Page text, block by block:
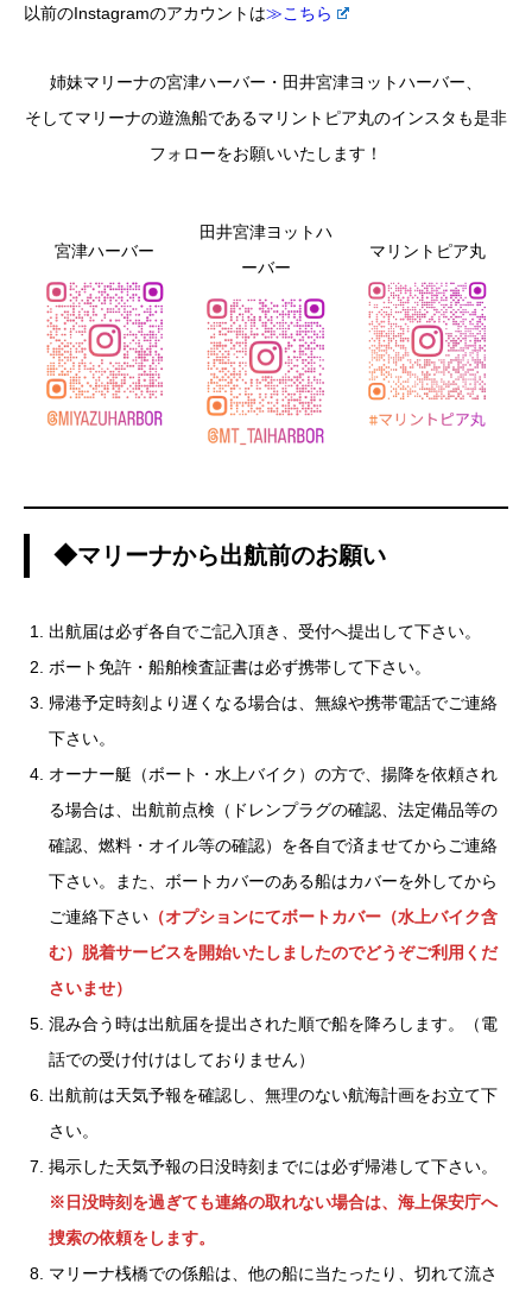
以前のInstagramのアカウントは≫こちら
姉妹マリーナの宮津ハーバー・田井宮津ヨットハーバー、
そしてマリーナの遊漁船であるマリントピア丸のインスタも是非
フォローをお願いいたします！
宮津ハーバー
田井宮津ヨットハ
ーバー
マリントピア丸
◆マリーナから出航前のお願い
出航届は必ず各自でご記入頂き、受付へ提出して下さい。
ボート免許・船舶検査証書は必ず携帯して下さい。
帰港予定時刻より遅くなる場合は、無線や携帯電話でご連絡
下さい。
オーナー艇（ボート・水上バイク）の方で、揚降を依頼され
る場合は、出航前点検（ドレンプラグの確認、法定備品等の
確認、燃料・オイル等の確認）を各自で済ませてからご連絡
下さい。また、ボートカバーのある船はカバーを外してから
ご連絡下さい （オプションにてボートカバー（水上バイク含
む）脱着サービスを開始いたしましたのでどうぞご利用くだ
さいませ）
混み合う時は出航届を提出された順で船を降ろします。（電
話での受け付けはしておりません）
出航前は天気予報を確認し、無理のない航海計画をお立て下
さい。
掲示した天気予報の日没時刻までには必ず帰港して下さい。
※日没時刻を過ぎても連絡の取れない場合は、海上保安庁へ
捜索の依頼をします。
マリーナ桟橋での係船は、他の船に当たったり、切れて流さ